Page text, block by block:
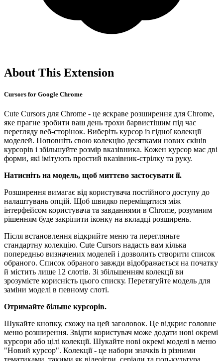
About This Extension
Cursors for Google Chrome
Cute Cursors для Chrome - це яскраве розширення для Chrome,
яке прагне зробити ваш день трохи барвистішим під час
перегляду веб-сторінок. Виберіть курсор із гідної колекції
моделей. Поповніть свою колекцію десятками нових скінів
курсорів і збільшуйте розмір вказівника. Кожен курсор має дві
форми, які імітують простий вказівник-стрілку та руку.
Натисніть на модель, щоб миттєво застосувати її.
Розширення вимагає від користувача постійного доступу до
налаштувань опцій. Щоб швидко переміщатися між
інтерфейсом користувача та завданнями в Chrome, розумним
рішенням буде закріпити іконку на вкладці розширень.
Після встановлення відкрийте меню та перегляньте
стандартну колекцію. Cute Cursors надасть вам кілька
попередньо визначених моделей і дозволить створити список
обраного. Список обраного завжди відображається на початку
й містить лише 12 слотів. Зі збільшенням колекції ви
зрозумієте корисність цього списку. Перетягуйте модель для
заміни моделі в певному слоті.
Отримайте більше курсорів.
Шукайте кнопку, схожу на цей заголовок. Це відкриє головне
меню розширення. Звідти користувач може додати нові окремі
курсори або цілі колекції. Шукайте нові окремі моделі в меню
"Новий курсор". Колекції - це набори значків із різними
тематиками, такими як відеоігри, серіали та поп-культура.